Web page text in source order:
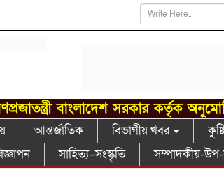
বাংলাদেশ সরকার কর্তৃক
আন্তর্জাতিক বিভাগীয় খবর
সাহিত্য–সংস্কৃতি সম্পাদকীয়-